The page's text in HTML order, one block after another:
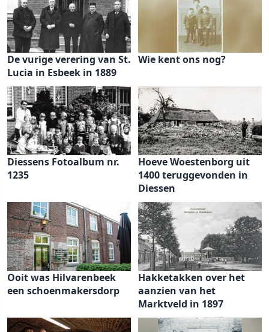
De vurige verering van St.
Lucia in Esbeek in 1889
Wie kent ons nog?
Diessens Fotoalbum nr.
1235
Hoeve Woestenborg uit
1400 teruggevonden in
Diessen
Ooit was Hilvarenbeek
een schoenmakersdorp
Hakketakken over het
aanzien van het
Marktveld in 1897